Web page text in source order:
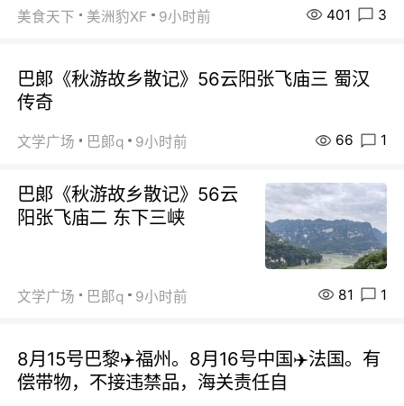
美食天下 美洲豹XF 9小时前 401 3
巴郞《秋游故乡散记》56云阳张飞庙三 蜀汉
传奇
文学广场 巴郞q 9小时前 66 1
巴郞《秋游故乡散记》56云
阳张飞庙二 东下三峡
文学广场 巴郞q 9小时前 81 1
8月15号巴黎✈️福州。8月16号中国✈️法国。有
偿带物，不接违禁品，海关责任自